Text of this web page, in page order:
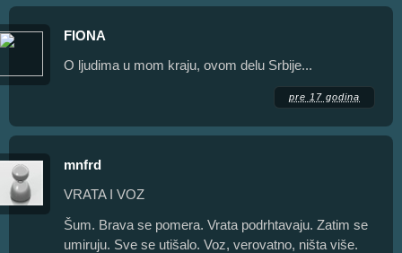
FIONA
O ljudima u mom kraju, ovom delu Srbije...
pre 17 godina
mnfrd
VRATA I VOZ
Šum. Brava se pomera. Vrata podrhtavaju. Zatim se
umiruju. Sve se utišalo. Voz, verovatno, ništa više.